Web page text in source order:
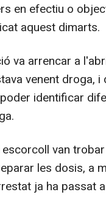
en efectiu o
aquest dimarts.
va arrencar a
venent droga,
identificar
escorcoll van
les dosis, a
ja ha passat